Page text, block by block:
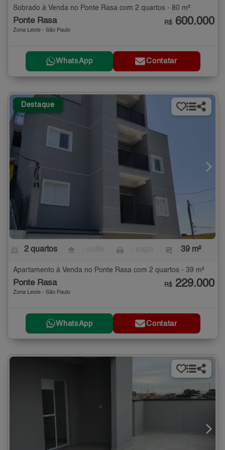
Sobrado à Venda no Ponte Rasa com 2 quartos - 80 m²
Ponte Rasa
Zona Leste - São Paulo
R$ 600.000
WhatsApp Contatar
Destaque
2 quartos 39 m²
Apartamento à Venda no Ponte Rasa com 2 quartos - 39 m²
Ponte Rasa
Zona Leste - São Paulo
R$ 229.000
WhatsApp Contatar